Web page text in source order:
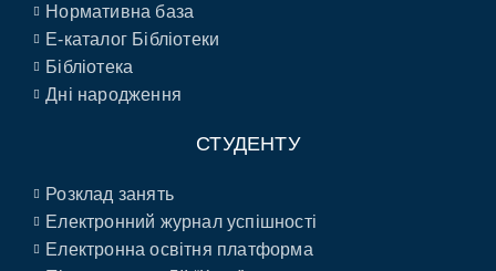
Нормативна база
E-каталог Бібліотеки
Бібліотека
Дні народження
СТУДЕНТУ
Розклад занять
Електронний журнал успішності
Електронна освітня платформа